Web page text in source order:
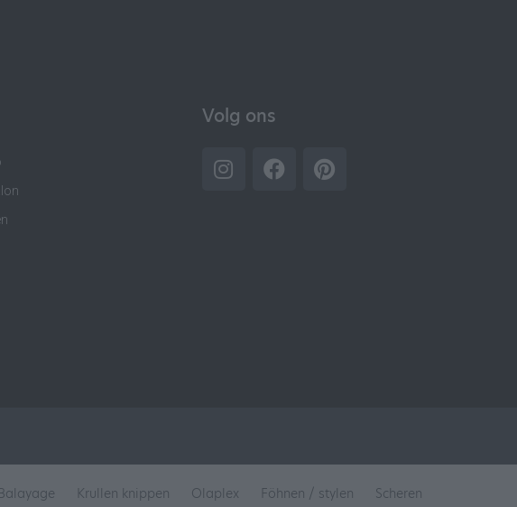
Volg ons
Balayage Krullen knippen Olaplex Föhnen / stylen Scheren